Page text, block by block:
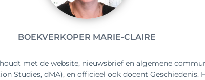
BOEKVERKOPER MARIE-CLAIRE
met de website, nieuwsbrief en algemene
dMA), en officieel ook docent Geschiedenis.